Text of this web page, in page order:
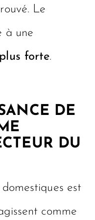
Le
à une
forte.
DE
DU
est
comme